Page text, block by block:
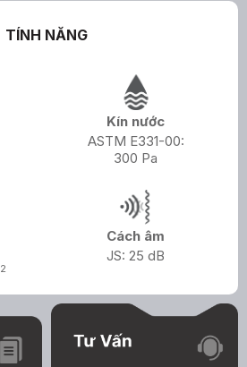
TÍNH NĂNG
Kín nước
ASTM E331-00:
300 Pa
2
Cách âm
JS: 25 dB